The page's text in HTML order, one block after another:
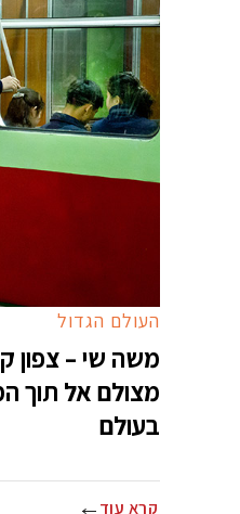
העולם הגדול
משה שי – צפון
מצולם אל תוך
בעולם
קרא עוד